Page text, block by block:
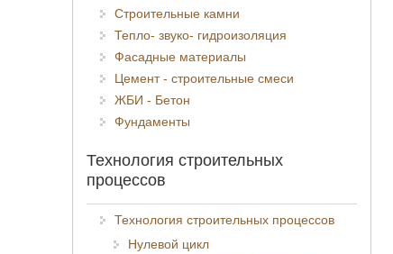
Строительные камни
Тепло- звуко- гидроизоляция
Фасадные материалы
Цемент - строительные смеси
ЖБИ - Бетон
Фундаменты
Технология строительных
процессов
Технология строительных процессов
Нулевой цикл